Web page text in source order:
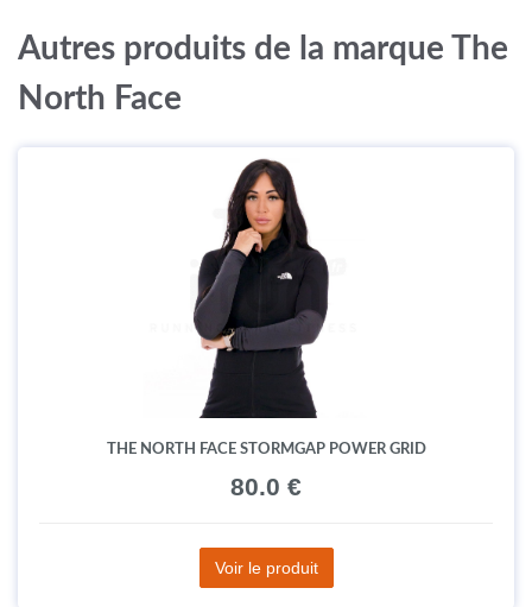
Autres produits de la marque The
North Face
THE NORTH FACE STORMGAP POWER GRID
80.0 €
Voir le produit